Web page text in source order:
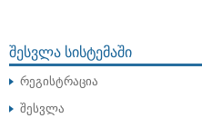
ᲨᲔᲡᲕᲚᲐ ᲡᲘᲡᲢᲔᲛᲐᲨᲘ
რეგისტრაცია
შესვლა